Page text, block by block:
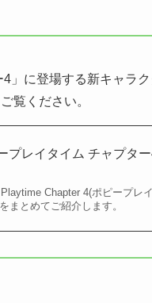
4」に登場する新キャラ
覧ください。
プレイタイム チャプタ
Playtime Chapter 4(ポピープレ
まとめてご紹介します。